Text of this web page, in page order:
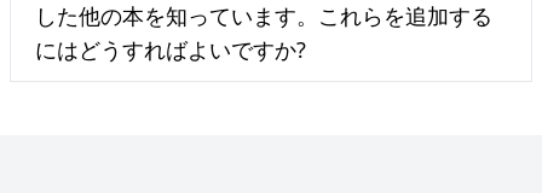
した他の本を知っています。これらを追加する
にはどうすればよいですか?